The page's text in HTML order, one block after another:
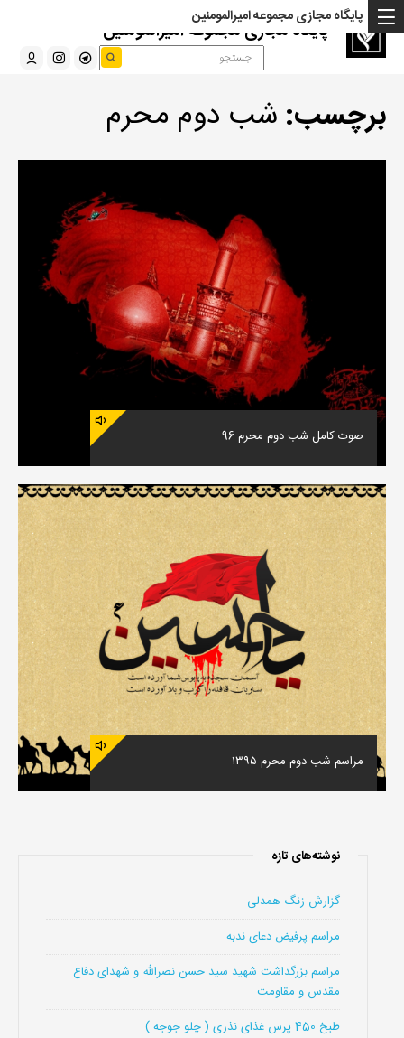
پایگاه مجازی مجموعه امیرالمومنین
پایگاه مجازی مجموعه امیرالمومنین
برچسب: شب دوم محرم
صوت کامل شب دوم محرم 96
مراسم شب دوم محرم ۱۳۹۵
نوشته‌های تازه
گزارش زنگ همدلی
مراسم پرفیض دعای ندبه
مراسم بزرگداشت شهید سید حسن نصرالله و شهدای دفاع
مقدس و مقاومت
طبخ 450 پرس غذای نذری ( چلو جوجه )